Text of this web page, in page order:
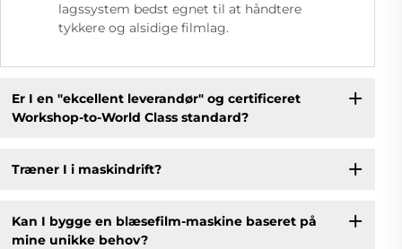
lagssystem bedst egnet til at håndtere
tykkere og alsidige filmlag.
Er I en "ekcellent leverandør" og certificeret
Workshop-to-World Class standard?
Træner I i maskindrift?
Kan I bygge en blæsefilm-maskine baseret på
mine unikke behov?